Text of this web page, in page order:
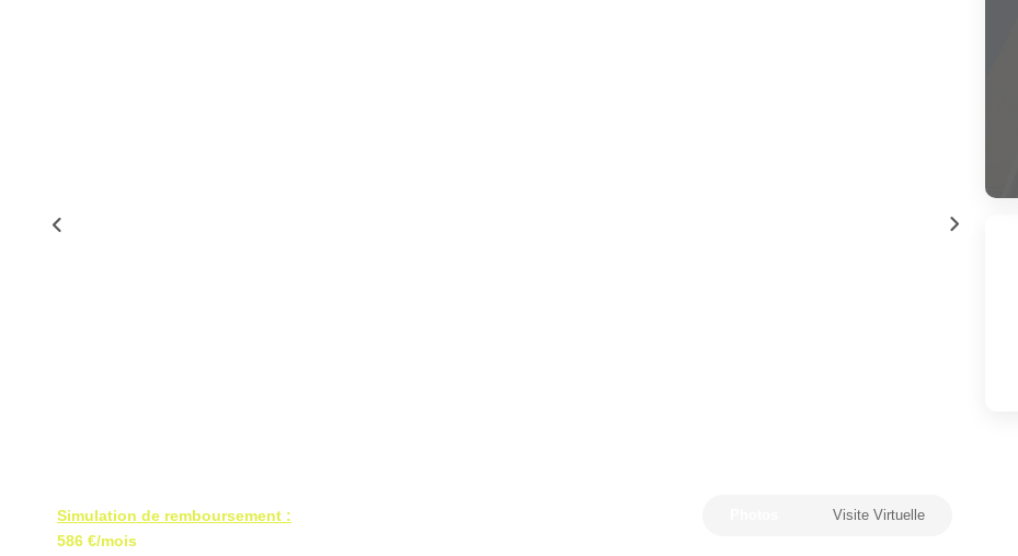
Simulation de remboursement :
586 €/mois
Visite Virtuelle